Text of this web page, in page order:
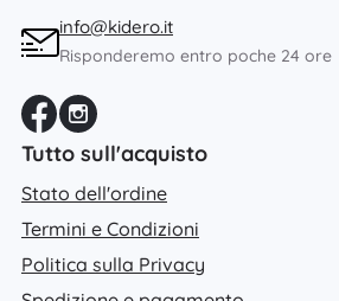
info@kidero.it
Risponderemo entro poche 24 ore
Tutto sull'acquisto
Stato dell'ordine
Termini e Condizioni
Politica sulla Privacy